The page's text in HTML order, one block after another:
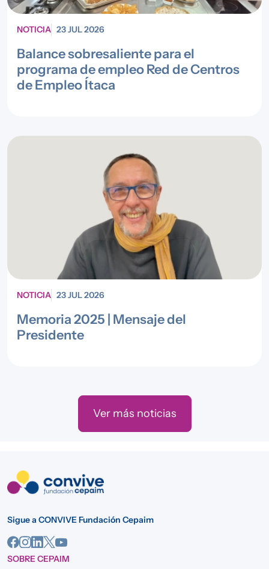
NOTICIA 23 JUL 2026
Balance sobresaliente para el
programa de empleo Red de Centros
de Empleo Ítaca
NOTICIA 23 JUL 2026
Memoria 2025 | Mensaje del
Presidente
Ver más noticias
Sigue a CONVIVE Fundación Cepaim
SOBRE CEPAIM